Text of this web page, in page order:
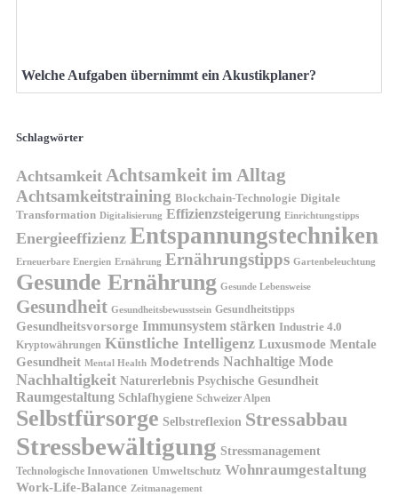
Welche Aufgaben übernimmt ein Akustikplaner?
Schlagwörter
Achtsamkeit Achtsamkeit im Alltag
Achtsamkeitstraining Blockchain-Technologie Digitale
Transformation Digitalisierung Effizienzsteigerung Einrichtungstipps
Energieeffizienz Entspannungstechniken
Erneuerbare Energien Ernährung Ernährungstipps Gartenbeleuchtung
Gesunde Ernährung Gesunde Lebensweise
Gesundheit Gesundheitsbewusstsein Gesundheitstipps
Gesundheitsvorsorge Immunsystem stärken Industrie 4.0
Kryptowährungen Künstliche Intelligenz Luxusmode Mentale
Gesundheit Mental Health Modetrends Nachhaltige Mode
Nachhaltigkeit Naturerlebnis Psychische Gesundheit
Raumgestaltung Schlafhygiene Schweizer Alpen
Selbstfürsorge Selbstreflexion Stressabbau
Stressbewältigung Stressmanagement
Technologische Innovationen Umweltschutz Wohnraumgestaltung
Work-Life-Balance Zeitmanagement